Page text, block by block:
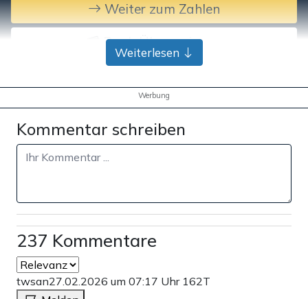
Weiter zum Zahlen
Bank-Überweisung
Weiterlesen
Werbung
Kommentar schreiben
237 Kommentare
twsan27.02.2026 um 07:17 Uhr 162T